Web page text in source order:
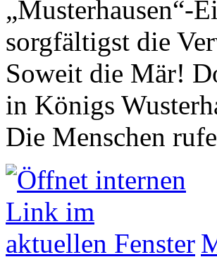
„Musterhausen“-
sorgfältigst die
Soweit die Mär!
in Königs
Die Menschen